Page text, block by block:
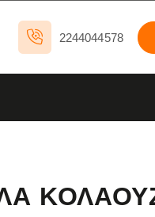
2244044578